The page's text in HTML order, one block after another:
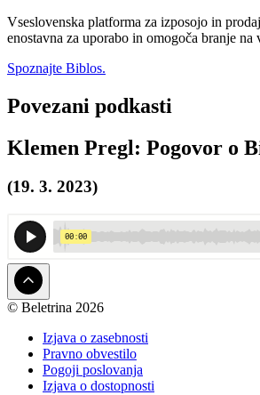
Vseslovenska platforma za izposojo in
enostavna za uporabo in omogoča branje
Spoznajte Biblos.
Povezani podkasti
Klemen Pregl: Pogovor o
(19. 3. 2023)
© Beletrina 2026
Izjava o zasebnosti
Pravno obvestilo
Pogoji poslovanja
Izjava o dostopnosti